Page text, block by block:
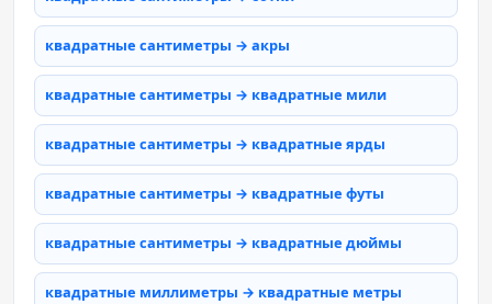
квадратные сантиметры → акры
квадратные сантиметры → квадратные мили
квадратные сантиметры → квадратные ярды
квадратные сантиметры → квадратные футы
квадратные сантиметры → квадратные дюймы
квадратные миллиметры → квадратные метры